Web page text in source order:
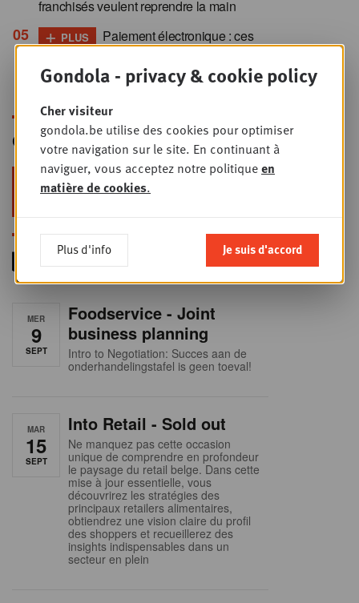
franchisés veulent reprendre la main
+ PLUS
Paiement électronique : ces
peut ignorer
Gondola Newsletter
Restez au top dans le retail & le
foodservice !
MER
9
SEPT
Foodservice - Joint
business planning
Intro to Negotiation: Succes aan de
onderhandelingstafel is geen toeval!
MAR
15
SEPT
Into Retail - Sold out
Ne manquez pas cette occasion
unique de comprendre en profondeur
le paysage du retail belge. Dans cette
mise à jour essentielle, vous
découvrirez les stratégies des
principaux retailers alimentaires,
obtiendrez une vision claire du profil
des shoppers et recueillerez des
insights indispensables dans un
secteur en plein
Gondola - privacy & cookie policy
Cher visiteur
gondola.be utilise des cookies pour optimiser
votre navigation sur le site. En continuant à
naviguer, vous acceptez notre politiqueen
matière de cookies.
Plus d'info Je suis d'accord